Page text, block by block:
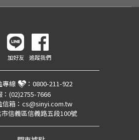
加好友 追蹤我們
專線 ： 0800-211-922
(02)2755-7666
箱： cs@sinyi.com.tw
信義區信義路五段100號